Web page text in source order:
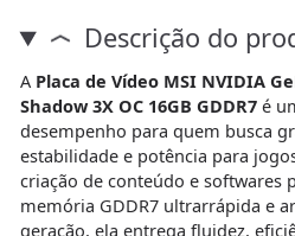
Descrição do
A Placa de Vídeo MSI NVIDIA
Shadow 3X OC 16GB GDDR7é
desempenho para quem busca
estabilidade e potência para
criação de conteúdo e softwares
memória GDDR7 ultrarrápida e
geração, ela entrega fluidez,